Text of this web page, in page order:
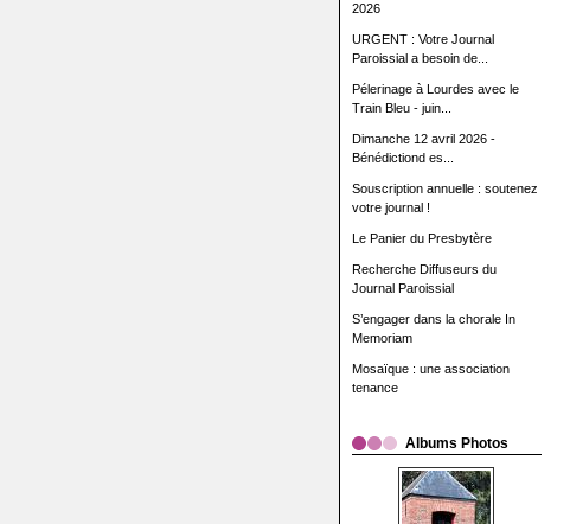
2026
URGENT : Votre Journal
Paroissial a besoin de...
Pélerinage à Lourdes avec le
Train Bleu - juin...
Dimanche 12 avril 2026 -
Bénédictiond es...
Souscription annuelle : soutenez
votre journal !
Le Panier du Presbytère
Recherche Diffuseurs du
Journal Paroissial
S’engager dans la chorale In
Memoriam
Mosaïque : une association
tenance
Albums Photos